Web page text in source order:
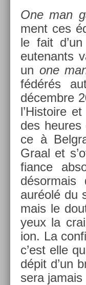
One man
ment ces
le fait
eutenants
un one
fédérés
décembre
l’His­toire
des heures
ce à
Graal et
fian­ce
auréolé du
mais le
yeux la
ion. La
c’est elle
dépit d’un
sera jamais